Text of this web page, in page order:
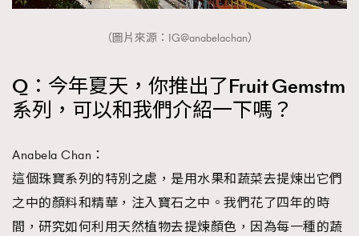
（圖片來源：IG@anabelachan）
Q：今年夏天，你推出了Fruit Gemstm
系列，可以和我們介紹一下嗎？
Anabela Chan：
這個珠寶系列的特別之處，是用水果和蔬菜去提煉出它們
之中的顏料和精華，注入寶石之中。我們花了四年的時
間，研究如何利用天然植物去提煉顏色，因為每一種的蔬